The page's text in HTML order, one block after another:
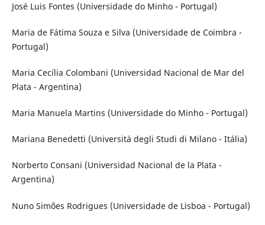
José Luis Fontes (Universidade do Minho - Portugal)
Maria de Fátima Souza e Silva (Universidade de Coimbra -
Portugal)
Maria Cecília Colombani (Universidad Nacional de Mar del
Plata - Argentina)
Maria Manuela Martins (Universidade do Minho - Portugal)
Mariana Benedetti (Universitá degli Studi di Milano - Itália)
Norberto Consani (Universidad Nacional de la Plata -
Argentina)
Nuno Simões Rodrigues (Universidade de Lisboa - Portugal)